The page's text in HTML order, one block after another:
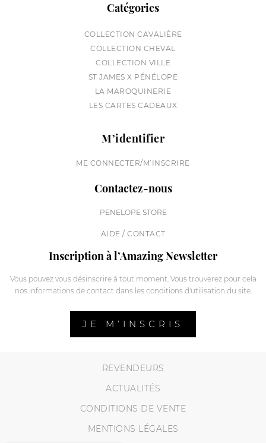
Catégories
COLLECTION CAVALIÈRE
COLLECTION CHEVAL
COLLECTION VILLE
ST JAMES X PÉNÉLOPE
LA MAROQUINERIE
LES CARTES CADEAUX
M’identifier
ME CONNECTER/M’INSCRIRE
Contactez-nous
PENELOPE STORE
AIDE / CONTACT
Inscription à l’Amazing Newsletter
Vous pouvez vous désinscrire à tout moment. Vous trouverez pour cela
nos informations de contact dans les conditions d'utilisation du site.
JE M’INSCRIS
REVENDEURS
ACTUALITÉS
CONDITIONS DE VENTE
MENTIONS LÉGALES